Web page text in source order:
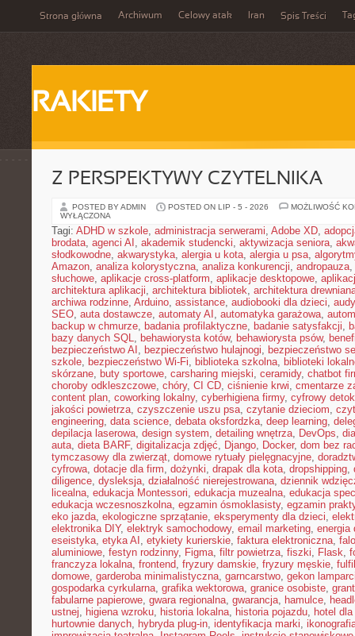
Strona główna Archiwum Celowy atak Iran Spis Treści
RAKIETY
Z PERSPEKTYWY CZYTELNIKA
POSTED BY ADMIN POSTED ON LIP - 5 - 2026
MOŻLIWOŚĆ
WYŁĄCZONA
Tagi: ADHD w szkole, administracja serwerami, Adobe XD,
brodata, agenci AI , akademik studencki, aktywizacja seniora,
słodkowodne, akwarystyka, alergia u kota, alergia u psa,
Amazon, analiza kolorystyczna, analiza konkurencji, andropauza,
słuchowe, aplikacje cross-platform, aplikacje desktopowe,
architektura aplikacji, architektura bibliotek, architektura
archiwa rodzinne, Arduino, assistance, audiobooki dla dzieci,
SEO, auta dostawcze, automaty AI , automatyka garażowa,
backup w chmurze, badania profilaktyczne, badanie satysfakcji,
bazy danych SQL, behawiorysta kotów, behawiorysta psów,
bezpieczeństwo AI , bezpieczeństwo hulajnogi, bezpieczeństwo
szkole, bezpieczeństwo Wi-Fi, biblioteka szkolna, biblioteki
skórzane, buty sportowe, carsharing miejski, ceramidy, chatbot
choroby odkleszczowe, chóry, CI CD, ciśnienie krwi, cmentarze
content plan, coworking lokalny, cyberhigiena firmy, cyfrowy
jakości powietrza, czyszczenie uszu psa, czytanie dzieciom,
engineering, data science, debata oksfordzka, deep learning,
depilacja laserowa, design system, detailing wnętrza, DevOps,
auta, dieta BARF, digitalizacja zdjęć, Django, Docker, dom bez
tymczasowy dla zwierząt, domowe rytuały pielęgnacyjne,
cyfrowa, dotacje dla firm, dożynki, drapak dla kota, dropshipping,
diligence, dysleksja, działalność nierejestrowana, dziennik
licealna, edukacja Montessori, edukacja muzealna, edukacja
edukacja wczesnoszkolna, egzamin ósmoklasisty, egzamin
eko jazda, ekologiczne sprzątanie, eksperymenty dla dzieci,
elektronika DIY, elektryk samochodowy, email marketing, energia
eseistyka, etyka AI , etykiety kurierskie, faktura elektroniczna,
aluminiowe, festyn rodzinny, Figma, filtr powietrza, fiszki, Flask,
franczyza lokalna, frontend, fryzury damskie, fryzury męskie,
domowe, garderoba minimalistyczna, garncarstwo, gekon
gospodarka cyrkularna, grafika wektorowa, granice osobiste,
fabularne papierowe, gwara regionalna, gwarancja, hamulce,
ustnej, higiena wzroku, historia lokalna, historia pojazdu, hotel
hurtownie danych, hybryda plug-in, identyfikacja marki,